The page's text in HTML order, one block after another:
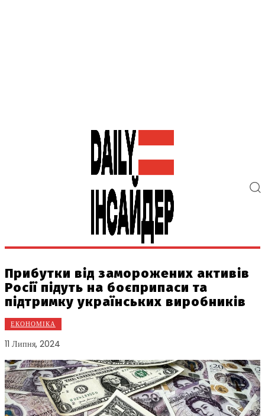
Прибутки від заморожених активів
Росії підуть на боєприпаси та
підтримку українських виробників
ЕКОНОМІКА
11 Липня, 2024